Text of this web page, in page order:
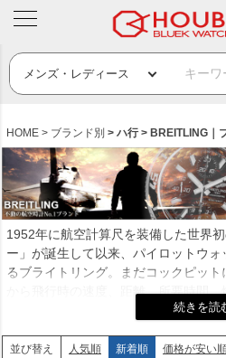
HOME ブランド別 ハ行 BREITLING｜
1952年に航空計算尺を装備した世界
ー」が誕生して以来、パイロットウ
るブライトリング。まだコックピッ
から飛行時の速度、距離、所要時間
できるこの時計は世界中のパイロッ
するブライトリングは、1934年にリ
並び替え 人気順 新着順 価格が安い